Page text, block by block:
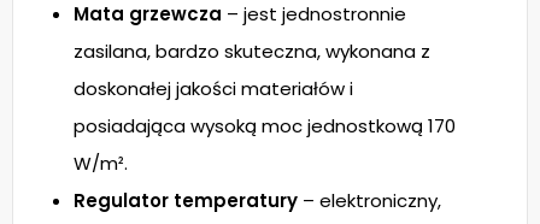
Mata grzewcza – jest jednostronnie
zasilana, bardzo skuteczna, wykonana z
doskonałej jakości materiałów i
posiadająca wysoką moc jednostkową 170
W/m².
Regulator temperatury – elektroniczny,